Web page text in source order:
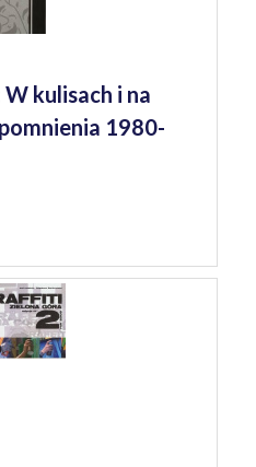
kulisach i na
1980-